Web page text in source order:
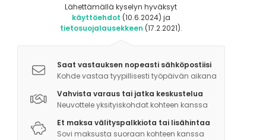
Lähettämällä kyselyn hyväksyt
käyttöehdot (10.6.2024) ja
tietosuojalausekkeen (17.2.2021).
Saat vastauksen nopeasti sähköpostiisi
Kohde vastaa tyypillisesti työpäivän aikana
Vahvista varaus tai jatka keskustelua
Neuvottele yksityiskohdat kohteen kanssa
Et maksa välityspalkkiota tai lisähintaa
Sovi maksusta suoraan kohteen kanssa